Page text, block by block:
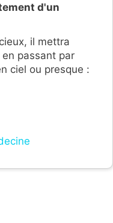
d'un
il mettra
passant par
ciel ou presque :